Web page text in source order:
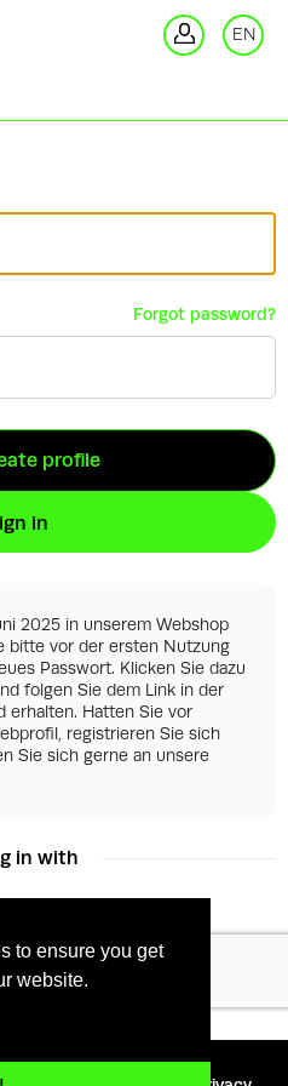
to ensure you get
website.
EN
Forgot password?
profile
in
2025 in unserem Webshop
bitte vor der ersten Nutzung
Passwort. Klicken Sie dazu
folgen Sie dem Link in der
erhalten. Hatten Sie vor
registrieren Sie sich
Sie sich gerne an unsere
in with